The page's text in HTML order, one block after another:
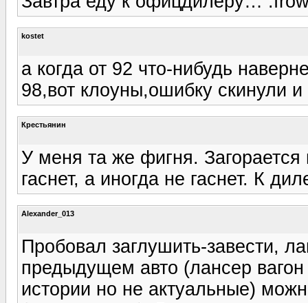
kostet
а когда от 92 что-нибудь
98,вот клоуны,ошибку скинули
Крестьянин
У меня та же фигня.
гаснет, а иногда не гаснет. К
Alexander_013
Пробовал заглушить-завести,
предыдущем авто (лансер
истории но не актуальные)